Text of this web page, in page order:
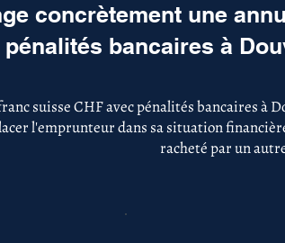
concrètement une
pénalités bancaires à
suisse CHF avec pénalités bancaires
l'emprunteur dans sa situation
racheté par un